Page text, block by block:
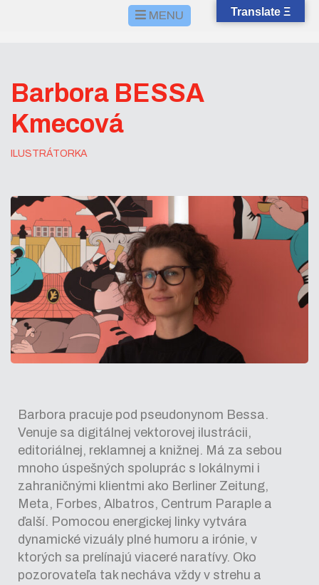
MENU
Barbora BESSA
Kmecová
ILUSTRÁTORKA
Barbora pracuje pod pseudonynom Bessa.
Venuje sa digitálnej vektorovej ilustrácii,
editoriálnej, reklamnej a knižnej. Má za sebou
mnoho úspešných spoluprác s lokálnymi i
zahraničnými klientmi ako Berliner Zeitung,
Meta, Forbes, Albatros, Centrum Paraple a
ďalší. Pomocou energickej linky vytvára
dynamické vizuály plné humoru a irónie, v
ktorých sa prelínajú viaceré naratívy. Oko
pozorovateľa tak necháva vždy v strehu a
Translate Ξ